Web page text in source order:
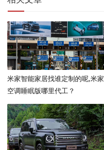
米家智能家居找谁定制的呢,米家
空调睡眠版哪里代工？